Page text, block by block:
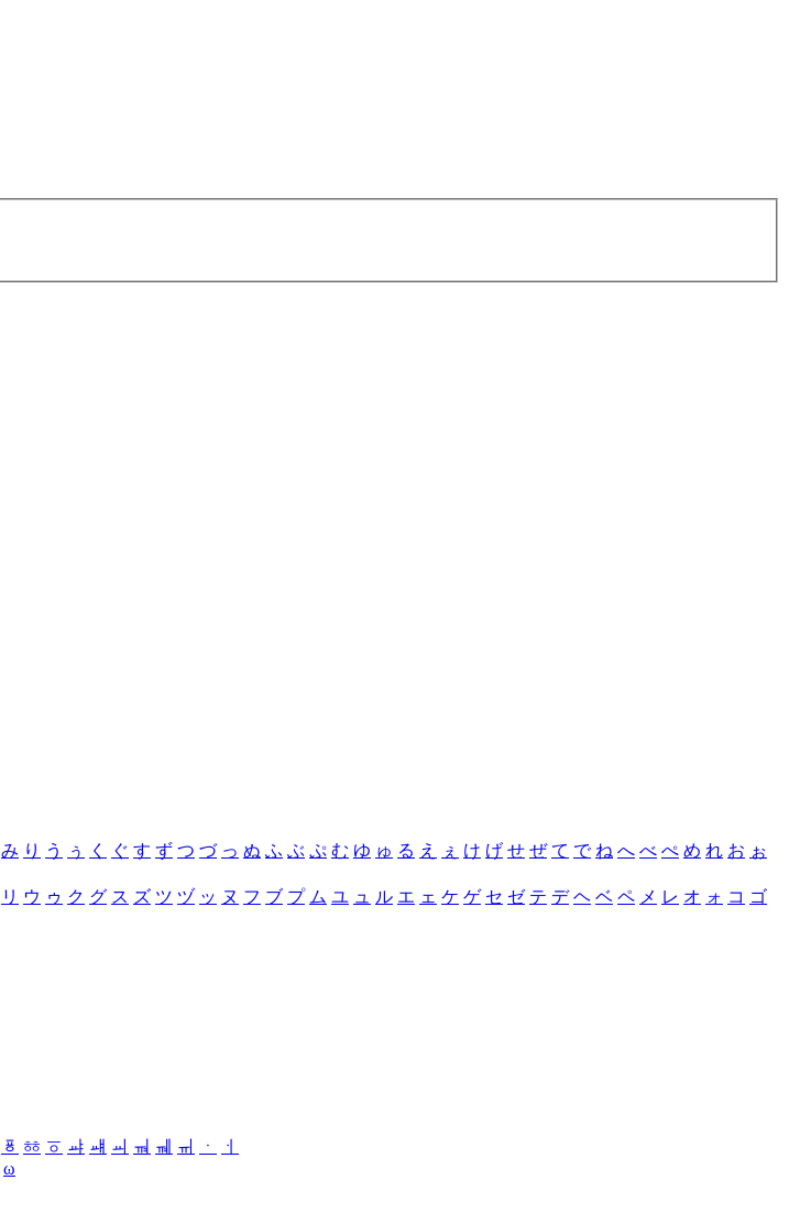
み り う ぅ く ぐ す ず つ づ っ ぬ ふ ぶ ぷ む ゆ ゅ る え ぇ け げ せ ぜ て で ね へ べ ぺ め れ お ぉ
リ ウ ゥ ク グ ス ズ ツ ヅ ッ ヌ フ ブ プ ム ユ ュ ル エ ェ ケ ゲ セ ゼ テ デ ヘ ベ ペ メ レ オ ォ コ ゴ
ㆄ ㆅ ㆆ ㆇ ㆈ ㆉ ㆊ ㆋ ㆌ ㆍ
ㆎ
ω